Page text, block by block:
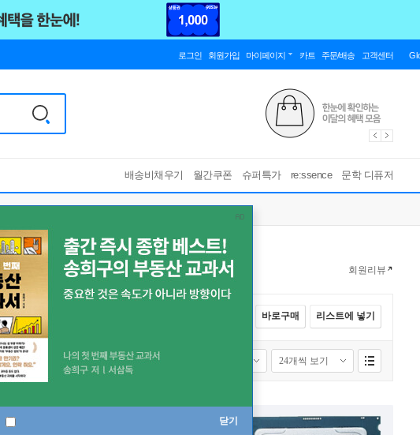
로그인 회원가입 마이페이지 카트 주문/배송 고객센터
배송비채우기 월간쿠폰 슈퍼특가 re:ssence 문학 디퓨저
닫기
회원리뷰
바로구매 리스트에 넣기
쿠폰상품 보기 모든배송상품 보기